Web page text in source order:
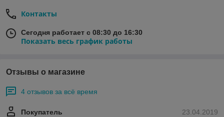
Контакты
Сегодня работает с 08:30 до 16:30
Показать весь график работы
Отзывы о магазине
4 отзывов за всё время
23.04.2019
Покупатель